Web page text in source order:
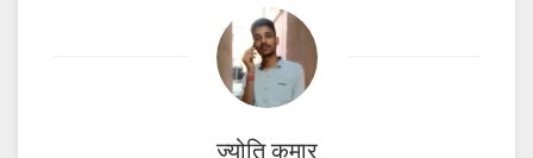
ज्योति कुमार